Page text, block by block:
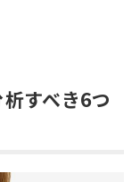
すべき6つ